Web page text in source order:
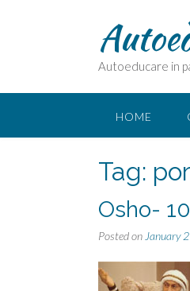
Autoeducare in
HOME
Tag:
Osho-
Posted on January